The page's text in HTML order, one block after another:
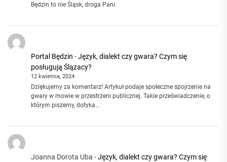
Będzin to nie Śląsk, droga Pani.
Portal Będzin -Język, dialekt czy gwara? Czym się
posługują Ślązacy?
12 kwietnia, 2024
Dziękujemy za komentarz! Artykuł podaje społeczne spojrzenie na
gwary w mowie w przestrzeni publicznej. Takie przeświadczenie, o
którym piszemy, dotyka…
Joanna Dorota Uba -Język, dialekt czy gwara? Czym się